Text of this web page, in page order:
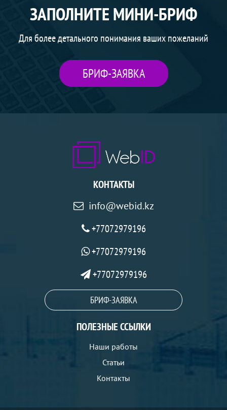
ЗАПОЛНИТЕ МИНИ-БРИФ
Для более детального понимания ваших пожеланий
БРИФ-ЗАЯВКА
КОНТАКТЫ
info@webid.kz
+77072979196
+77072979196
+77072979196
БРИФ-ЗАЯВКА
ПОЛЕЗНЫЕ ССЫЛКИ
Наши работы
Статьи
Контакты